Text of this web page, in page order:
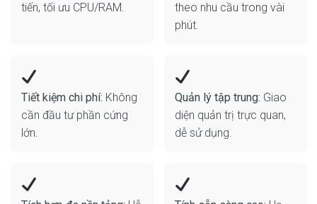
tiến, tối ưu CPU/RAM.
theo nhu cầu trong vài
phút.
Tiết kiệm chi phí: Không
cần đầu tư phần cứng
lớn.
Quản lý tập trung: Giao
diện quản trị trực quan,
dễ sử dụng.